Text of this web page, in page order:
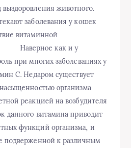
животного.
заболевания у кошек
витаминной
Наверное как и у
при многих заболеваниях у
С. Недаром существует
организма
реакцией на возбудителя
данного витамина приводит
функций организма, и
подверженной к различным